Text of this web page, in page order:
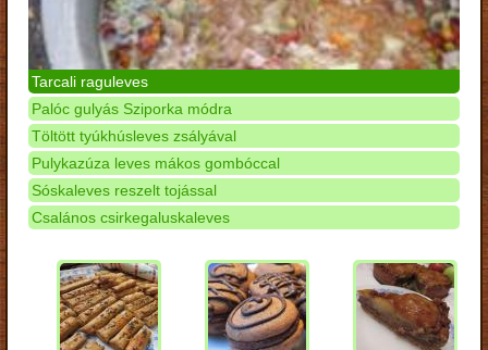
Tarcali raguleves
Palóc gulyás Sziporka módra
Töltött tyúkhúsleves zsályával
Pulykazúza leves mákos gombóccal
Sóskaleves reszelt tojással
Csalános csirkegaluskaleves